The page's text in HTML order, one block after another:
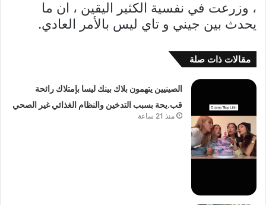
، وزرعت في نفسية الكثير اليقين ، ان ما
يحدث بين جيني و تاي ليس بالأمر العادي.
مقالات ذات صلة
الصينيين يتهمون بلاك بينك ليسا بإمتلاك رائحة
قب.يحة بسبب التدخين والنظام الغذائي غير الصحي
منذ 21 ساعة